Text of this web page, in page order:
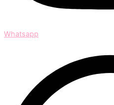
Whatsapp